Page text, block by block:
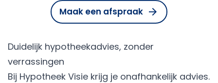
Maak een afspraak
Duidelijk hypotheekadvies, zonder
verrassingen
Bij Hypotheek Visie krijg je onafhankelijk advies.